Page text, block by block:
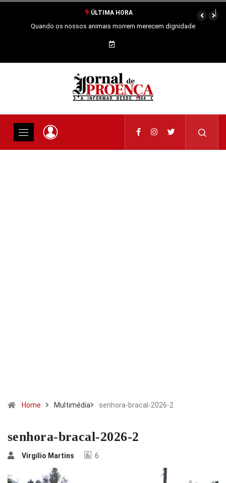
ÚLTIMA HORA
Quando os nossos animais morrem merecem dignidade
Home Multimédia senhora-bracal-2026-2
senhora-bracal-2026-2
Virgílio Martins 6